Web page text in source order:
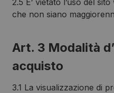
2.5 E’ vietato l’uso del
che non siano
Art. 3 Modalità
acquisto
3.1 La visualizzazione di